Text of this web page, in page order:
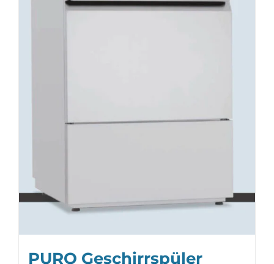
PURO Geschirrspüler